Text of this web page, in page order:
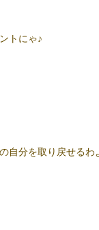
トにゃ♪
自分を取り戻せるわ